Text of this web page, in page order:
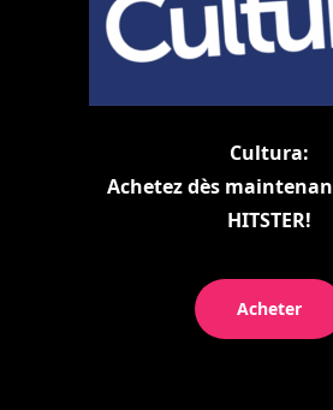
Cultura:
Achetez dès
HITSTER!
Acheter